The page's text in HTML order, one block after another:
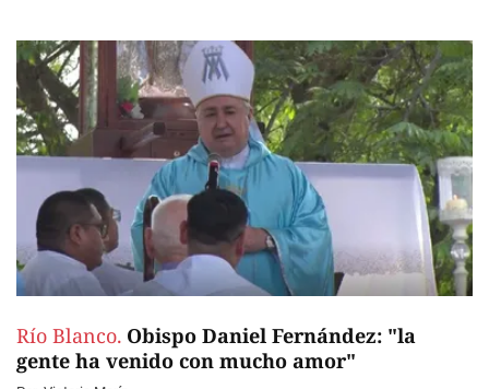
Río Blanco. Obispo Daniel Fernández: "la
gente ha venido con mucho amor"